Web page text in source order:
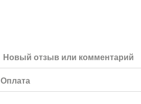
Новый отзыв или комментарий
Оплата